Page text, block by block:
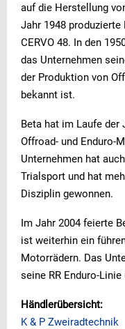
auf die Herstellung
Jahr 1948
CERVO 48. In den
das Unternehmen
der Produktion von
bekannt ist.
Beta hat im Laufe der
Offroad- und Enduro-
Unternehmen hat
Trialsport und hat
Disziplin gewonnen.
Im Jahr 2004 feierte
ist weiterhin ein
Motorrädern. Das
seine RR Enduro-
Händlerübersicht:
K & P Zweiradtechnik